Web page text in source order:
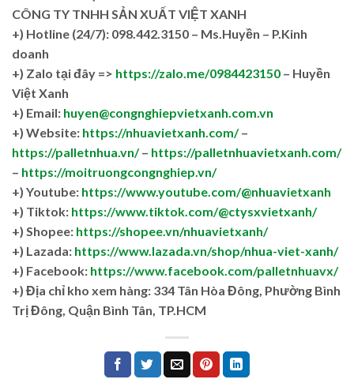
CÔNG TY TNHH SẢN XUẤT VIỆT XANH
+) Hotline (24/7): 098.442.3150 – Ms.Huyền – P.Kinh
doanh
+) Zalo tại đây => https://zalo.me/0984423150 – Huyền
Việt Xanh
+) Email: huyen@congnghiepvietxanh.com.vn
+) Website: https://nhuavietxanh.com/–
https://palletnhua.vn/– https://palletnhuavietxanh.com/
– https://moitruongcongnghiep.vn/
+) Youtube: https://www.youtube.com/@nhuavietxanh
+) Tiktok: https://www.tiktok.com/@ctysxvietxanh/
+) Shopee: https://shopee.vn/nhuavietxanh/
+) Lazada: https://www.lazada.vn/shop/nhua-viet-xanh/
+) Facebook: https://www.facebook.com/palletnhuavx/
+) Địa chỉ kho xem hàng: 334 Tân Hòa Đông, Phường Bình
Trị Đông, Quận Bình Tân, TP.HCM